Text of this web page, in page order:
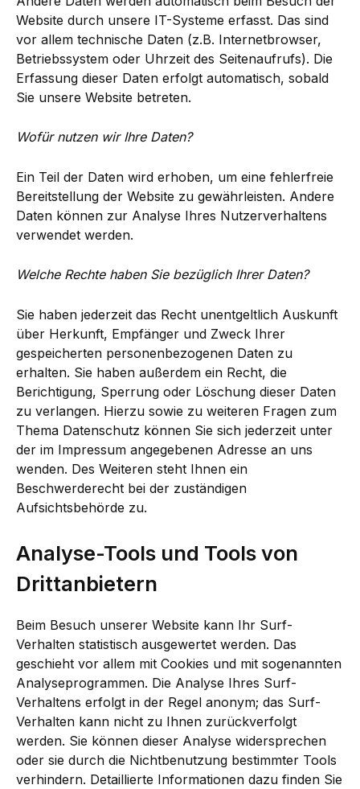
Website durch unsere IT-Systeme erfasst. Das sind
vor allem technische Daten (z.B. Internetbrowser,
Betriebssystem oder Uhrzeit des Seitenaufrufs). Die
Erfassung dieser Daten erfolgt automatisch, sobald
Sie unsere Website betreten.
Wofür nutzen wir Ihre Daten?
Ein Teil der Daten wird erhoben, um eine fehlerfreie
Bereitstellung der Website zu gewährleisten. Andere
Daten können zur Analyse Ihres Nutzerverhaltens
verwendet werden.
Welche Rechte haben Sie bezüglich Ihrer Daten?
Sie haben jederzeit das Recht unentgeltlich Auskunft
über Herkunft, Empfänger und Zweck Ihrer
gespeicherten personenbezogenen Daten zu
erhalten. Sie haben außerdem ein Recht, die
Berichtigung, Sperrung oder Löschung dieser Daten
zu verlangen. Hierzu sowie zu weiteren Fragen zum
Thema Datenschutz können Sie sich jederzeit unter
der im Impressum angegebenen Adresse an uns
wenden. Des Weiteren steht Ihnen ein
Beschwerderecht bei der zuständigen
Aufsichtsbehörde zu.
Analyse-Tools und Tools von
Drittanbietern
Beim Besuch unserer Website kann Ihr Surf-
Verhalten statistisch ausgewertet werden. Das
geschieht vor allem mit Cookies und mit sogenannten
Analyseprogrammen. Die Analyse Ihres Surf-
Verhaltens erfolgt in der Regel anonym; das Surf-
Verhalten kann nicht zu Ihnen zurückverfolgt
werden. Sie können dieser Analyse widersprechen
oder sie durch die Nichtbenutzung bestimmter Tools
verhindern. Detaillierte Informationen dazu finden Sie